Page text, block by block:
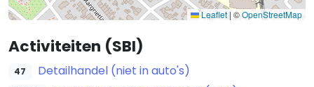
Leaflet | ©OpenStreetMap
Activiteiten (SBI)
47 Detailhandel (niet in auto's)